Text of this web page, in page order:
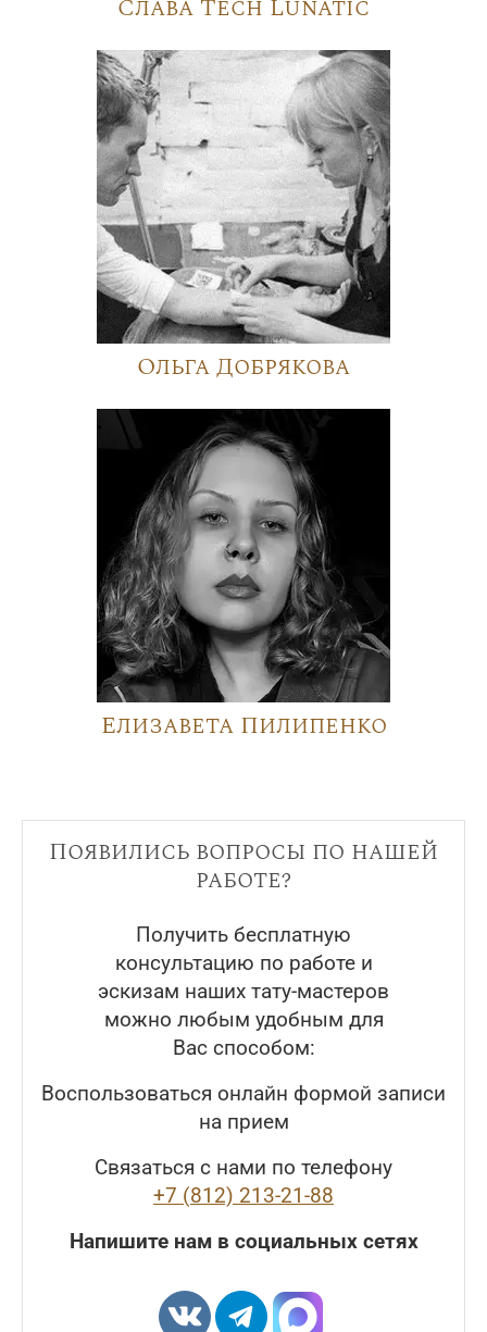
Слава Tech Lunatic
Ольга Добрякова
Елизавета Пилипенко
Появились вопросы по нашей
работе?
Получить бесплатную
консультацию по работе и
эскизам наших тату-мастеров
можно любым удобным для
Вас способом:
Воспользоваться онлайн формой записи
на прием
Связаться с нами по телефону
+7 (812) 213-21-88
Напишите нам в социальных сетях